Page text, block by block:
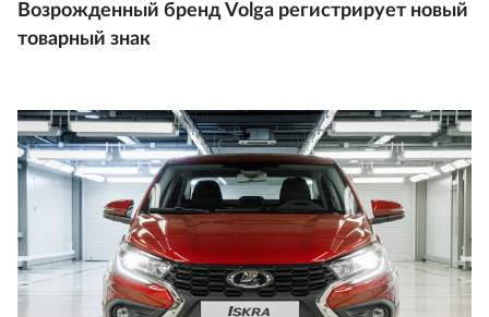
Возрожденный бренд Volga регистрирует новый
товарный знак